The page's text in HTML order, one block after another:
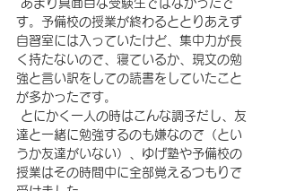
す。予備校の授業が終わるととりあえず
自習室には入っていたけど、集中力が長
く持たないので、寝ているか、現文の勉
強と言い訳をしての読書をしていたこと
が多かったです。
達と一緒に勉強するのも嫌なので（とい
うか友達がいない）、ゆげ塾や予備校の
授業はその時間中に全部覚えるつもりで